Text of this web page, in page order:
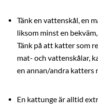
Tänk en vattenskål, en
liksom minst en
Tänk på att katter som
mat- och vattenskålar,
en annan/andra katters
En kattunge är alltid